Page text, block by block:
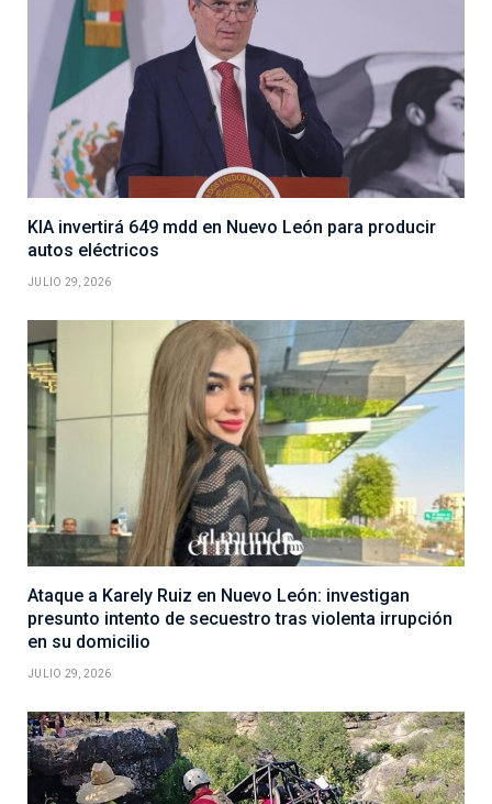
KIA invertirá 649 mdd en Nuevo León para producir
autos eléctricos
JULIO 29, 2026
Ataque a Karely Ruiz en Nuevo León: investigan
presunto intento de secuestro tras violenta irrupción
en su domicilio
JULIO 29, 2026